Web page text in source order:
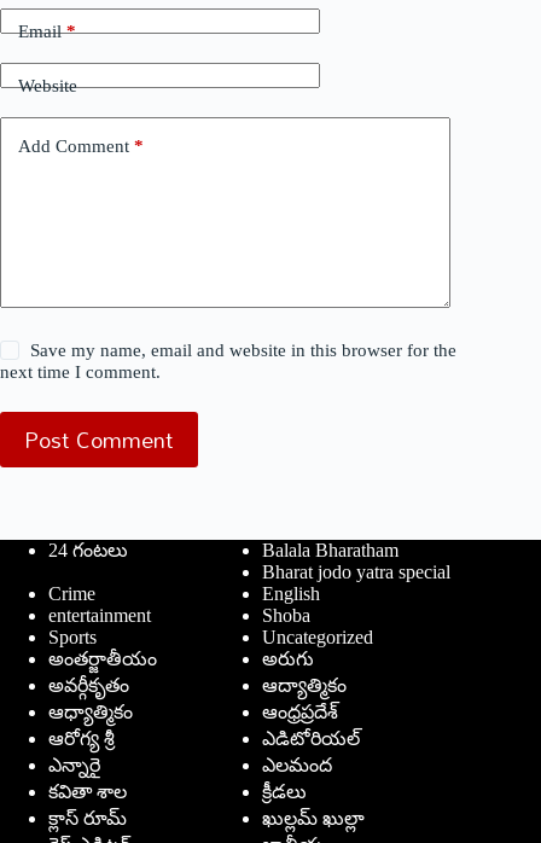
Email*
Website
Add Comment *
Save my name, email and website in this browser for the
next time I comment.
Post Comment
24 గంటలు
Balala Bharatham
Bharat jodo yatra special
Crime
English
entertainment
Shoba
Sports
Uncategorized
అంతర్జాతీయం
అరుగు
అవర్గీకృతం
ఆద్యాత్మికం
ఆధ్యాత్మికం
ఆంధ్రప్రదేశ్
ఆరోగ్య శ్రీ
ఎడిటోరియల్
ఎన్నారై
ఎలమంద
కవితా శాల
క్రీడలు
క్లాస్ రూమ్
ఖుల్లమ్ ఖుల్లా